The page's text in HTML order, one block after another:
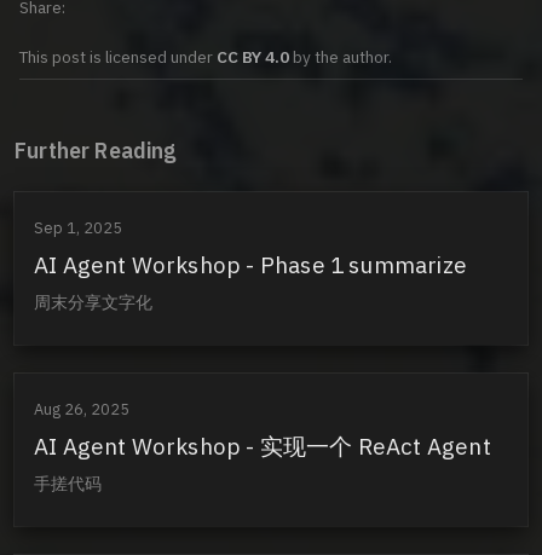
This post is licensed under CC BY 4.0 by the author.
Share
Further Reading
Sep 1, 2025
AI Agent Workshop - Phase 1 summarize
周末分享文字化
Aug 26, 2025
AI Agent Workshop - 实现一个 ReAct Agent
手搓代码